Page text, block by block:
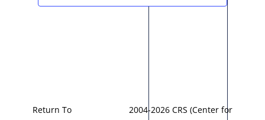
Return To
2004-2026 CRS (Center for